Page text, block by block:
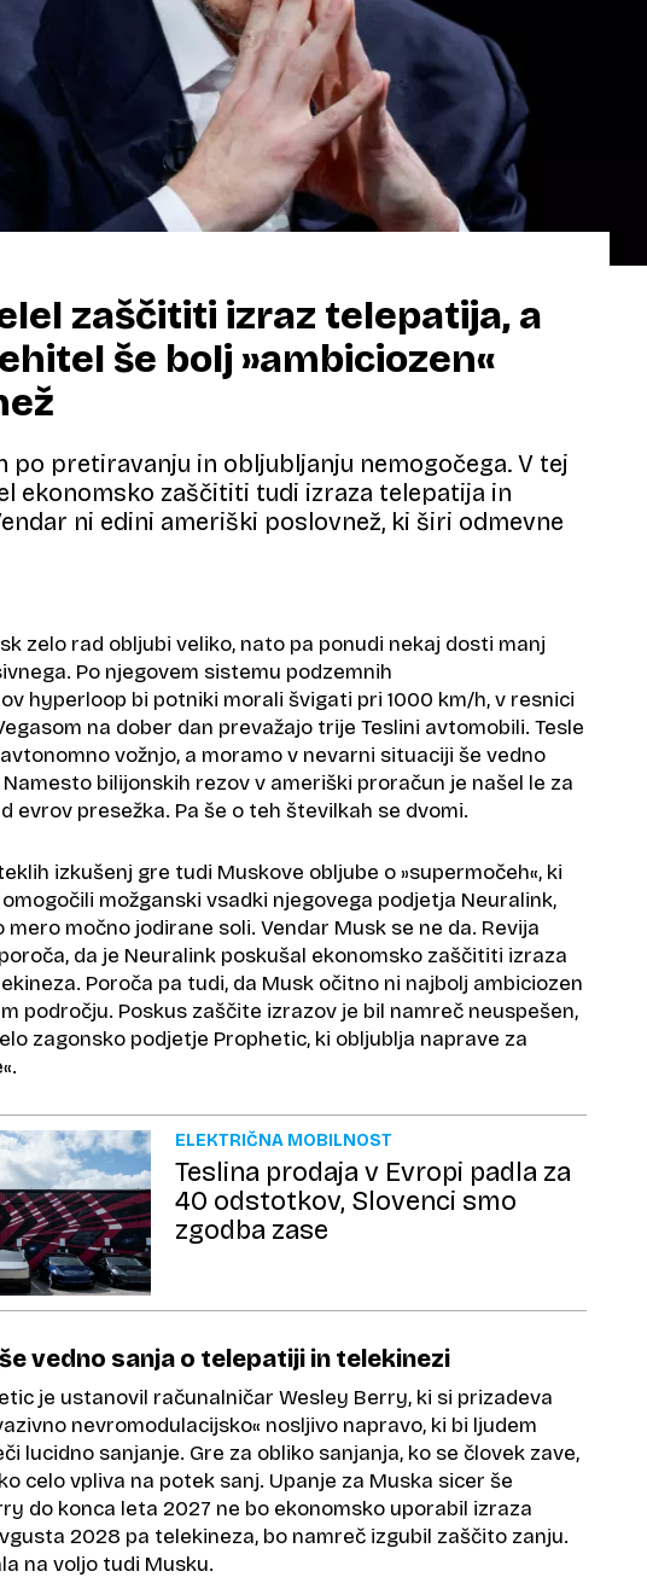
zaščititi izraz telepatija, a
še bolj »ambiciozen«
po pretiravanju in obljubljanju nemogočega. V tej
ekonomsko zaščititi tudi izraza telepatija in
ni edini ameriški poslovnež, ki širi odmevne
zelo rad obljubi veliko, nato pa ponudi nekaj dosti manj
Po njegovem sistemu podzemnih
hyperloop bi potniki morali švigati pri 1000 km/h, v resnici
na dober dan prevažajo trije Teslini avtomobili. Tesle
vožnjo, a moramo v nevarni situaciji še vedno
bilijonskih rezov v ameriški proračun je našel le za
evrov presežka. Pa še o teh številkah se dvomi.
izkušenj gre tudi Muskove obljube o »supermočeh«, ki
možganski vsadki njegovega podjetja Neuralink,
močno jodirane soli. Vendar Musk se ne da. Revija
da je Neuralink poskušal ekonomsko zaščititi izraza
Poroča pa tudi, da Musk očitno ni najbolj ambiciozen
področju. Poskus zaščite izrazov je bil namreč neuspešen,
zagonsko podjetje Prophetic, ki obljublja naprave za
ELEKTRIČNA MOBILNOST
Teslina prodaja v Evropi padla za
40 odstotkov, Slovenci smo
zgodba zase
vedno sanja o telepatiji in telekinezi
je ustanovil računalničar Wesley Berry, ki si prizadeva
nevromodulacijsko« nosljivo napravo, ki bi ljudem
lucidno sanjanje. Gre za obliko sanjanja, ko se človek zave,
celo vpliva na potek sanj. Upanje za Muska sicer še
do konca leta 2027 ne bo ekonomsko uporabil izraza
2028 pa telekineza, bo namreč izgubil zaščito zanju.
na voljo tudi Musku.